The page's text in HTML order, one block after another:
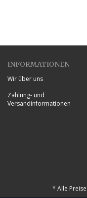
INFORMATIONEN
Wir über uns
Zahlung- und
Versandinformationen
* Alle